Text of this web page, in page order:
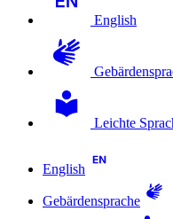
English
Leichte
English
Gebärdensprache